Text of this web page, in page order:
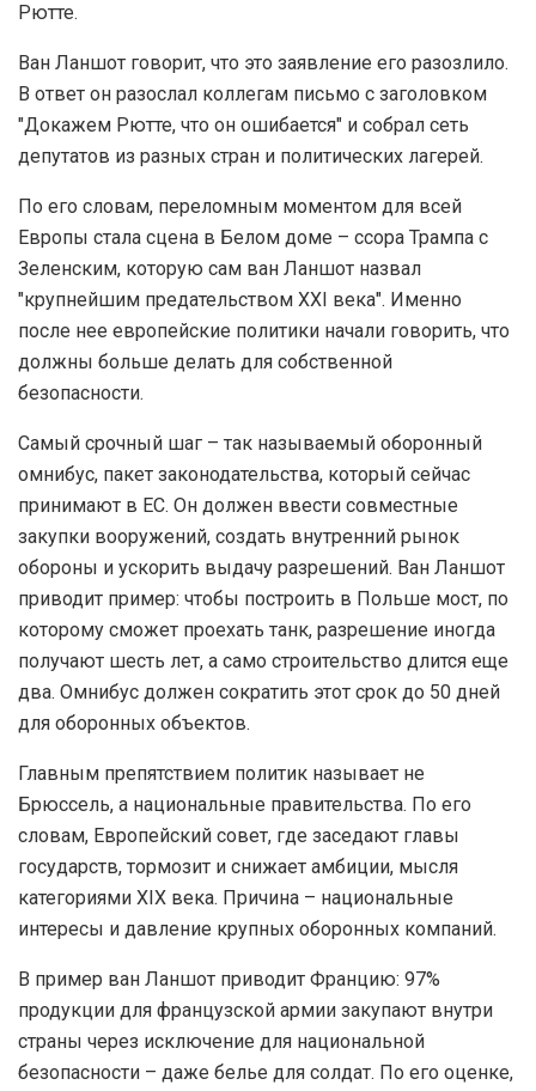
Рютте.
Ван Ланшот говорит, что это заявление его разозлило.
В ответ он разослал коллегам письмо с заголовком
"Докажем Рютте, что он ошибается" и собрал сеть
депутатов из разных стран и политических лагерей.
По его словам, переломным моментом для всей
Европы стала сцена в Белом доме – ссора Трампа с
Зеленским, которую сам ван Ланшот назвал
"крупнейшим предательством XXI века". Именно
после нее европейские политики начали говорить, что
должны больше делать для собственной
безопасности.
Самый срочный шаг – так называемый оборонный
омнибус, пакет законодательства, который сейчас
принимают в ЕС. Он должен ввести совместные
закупки вооружений, создать внутренний рынок
обороны и ускорить выдачу разрешений. Ван Ланшот
приводит пример: чтобы построить в Польше мост, по
которому сможет проехать танк, разрешение иногда
получают шесть лет, а само строительство длится еще
два. Омнибус должен сократить этот срок до 50 дней
для оборонных объектов.
Главным препятствием политик называет не
Брюссель, а национальные правительства. По его
словам, Европейский совет, где заседают главы
государств, тормозит и снижает амбиции, мысля
категориями XIX века. Причина – национальные
интересы и давление крупных оборонных компаний.
В пример ван Ланшот приводит Францию: 97%
продукции для французской армии закупают внутри
страны через исключение для национальной
безопасности – даже белье для солдат. По его оценке,